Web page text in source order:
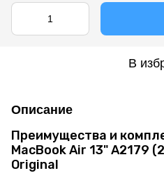
В
Описание
Преимущества и
MacBook Air 13" A2179
Original